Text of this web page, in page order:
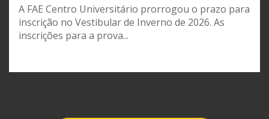
A FAE Centro Universitário prorrogou o prazo para
inscrição no Vestibular de Inverno de 2026. As
inscrições para a prova...